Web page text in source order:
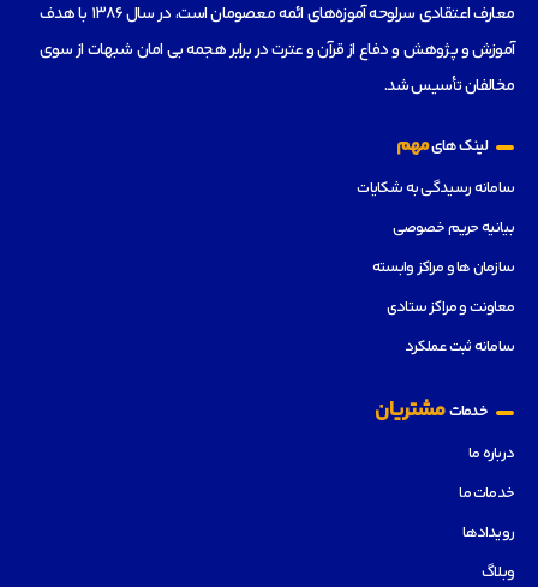
معارف اعتقادی سرلوحه آموزه‌های ائمه معصومان است، در سال 1386 با هدف
آموزش و پژوهش و دفاع از قرآن و عترت در برابر هجمه بی امان شبهات از سوی
مخالفان تأسیس شد.
لینک هایمهم
سامانه رسیدگی به شکایات
بیانیه حریم خصوصی
سازمان ها و مراکز وابسته
معاونت و مراکز ستادی
سامانه ثبت عملکرد
خدماتمشتریان
درباره ما
خدمات ما
رویدادها
وبلاگ